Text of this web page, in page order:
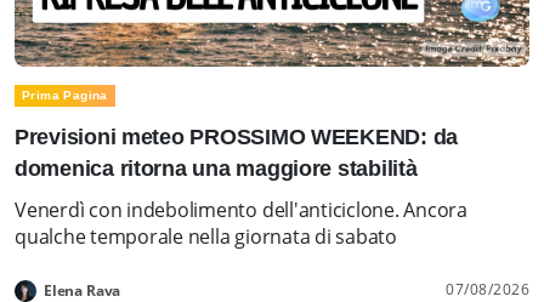
Prima Pagina
Previsioni meteo PROSSIMO WEEKEND: da
domenica ritorna una maggiore stabilità
Venerdì con indebolimento dell'anticiclone. Ancora
qualche temporale nella giornata di sabato
Elena Rava 07/08/2026